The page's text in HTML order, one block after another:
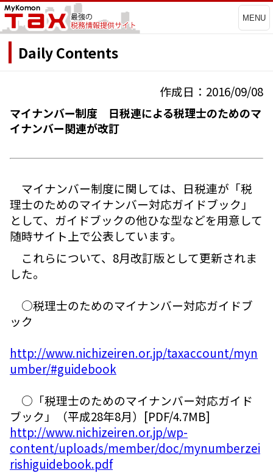
MENU
Daily Contents
作成日：2016/09/08
マイナンバー制度 日税連による税理士のためのマ
イナンバー関連が改訂
マイナンバー制度に関しては、日税連が「税
理士のためのマイナンバー対応ガイドブック」
として、ガイドブックの他ひな型などを用意して
随時サイト上で公表しています。
これらについて、8月改訂版として更新されま
した。
○税理士のためのマイナンバー対応ガイドブ
ック
http://www.nichizeiren.or.jp/taxaccount/myn
umber/#guidebook
○「税理士のためのマイナンバー対応ガイド
ブック」（平成28年8月）[PDF/4.7MB]
http://www.nichizeiren.or.jp/wp-
content/uploads/member/doc/mynumberzei
rishiguidebook.pdf